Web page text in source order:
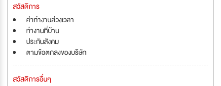
สวัสดิการ
ค่าทำงานล่วงเวลา
ทำงานที่บ้าน
ประกันสังคม
ตามข้อตกลงของบริษัท
สวัสดิการอื่นๆ